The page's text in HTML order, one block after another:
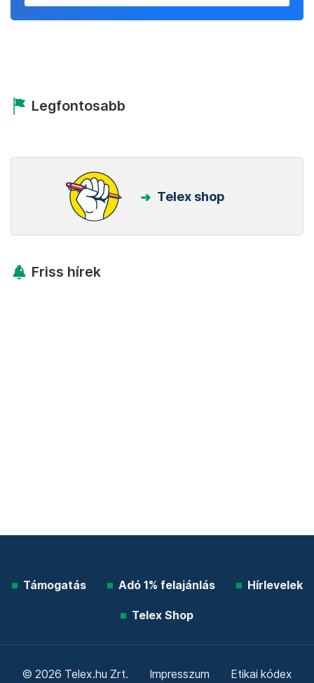
Legfontosabb
Telex shop
Friss hírek
Támogatás Adó 1% felajánlás Hírlevelek
Telex Shop
© 2026 Telex.hu Zrt. Impresszum Etikai kódex